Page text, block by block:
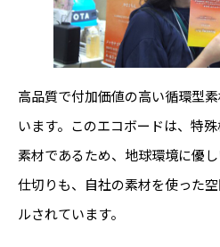
高品質で付加価値の高い循環型
います。このエコボードは、特
素材であるため、地球環境に優
仕切りも、自社の素材を使った
ルされています。